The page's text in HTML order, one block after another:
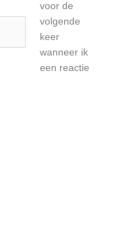
voor de
volgende
keer
wanneer ik
een reactie